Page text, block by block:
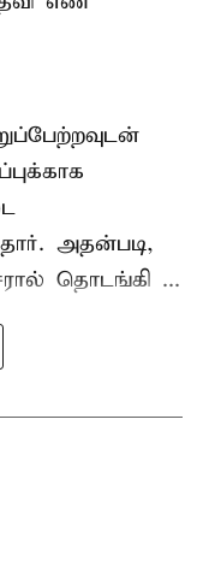
அதன்படி,
தொடங்கி ...